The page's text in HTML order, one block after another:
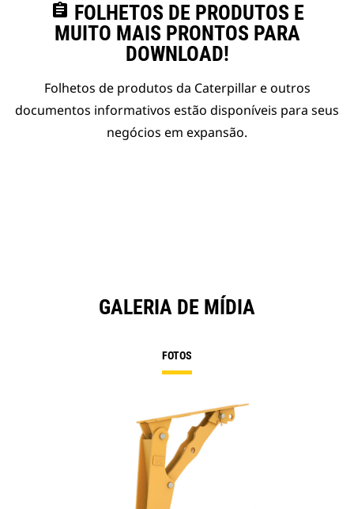
assignment FOLHETOS DE PRODUTOS E
MUITO MAIS PRONTOS PARA
DOWNLOAD!
Folhetos de produtos da Caterpillar e outros
documentos informativos estão disponíveis para seus
negócios em expansão.
GALERIA DE MÍDIA
FOTOS